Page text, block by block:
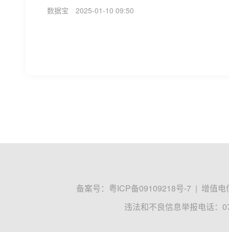
数据宝
2025-01-10 09:50
备案号： 粤ICP备09109218号-7 | 增值电
违法和不良信息举报电话：